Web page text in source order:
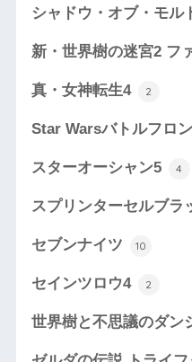
シャドウ・オブ・モル
新・世界樹の迷宮2 フ
真・女神転生4 2
Star Warsバトルフロ
スターオーシャン5 4
スプリンターセルブラ
セブンナイツ 10
セインツロウ4 2
世界樹と不思議のダン